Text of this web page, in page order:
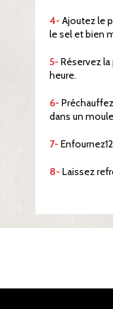
4- Ajoutez le
le sel et bien
5- Réservez la
heure.
6-
dans un
7-
8- Laissez